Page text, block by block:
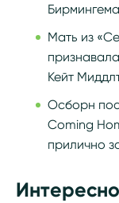
Мать из
Кейт
Осборн
Coming
прилично